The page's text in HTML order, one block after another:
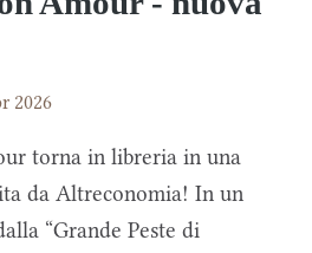
2026
torna in libreria in una
da Altreconomia! In un
“Grande Peste di